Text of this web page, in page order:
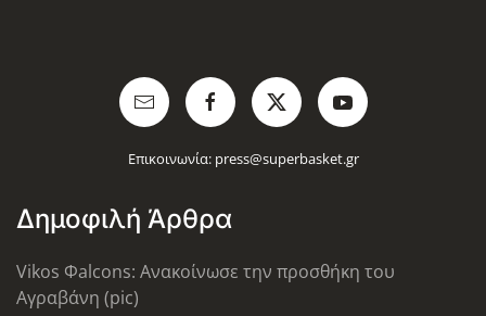
Επικοινωνία: press@superbasket.gr
Δημοφιλή Άρθρα
Vikos Φalcons: Ανακοίνωσε την προσθήκη του
Αγραβάνη (pic)